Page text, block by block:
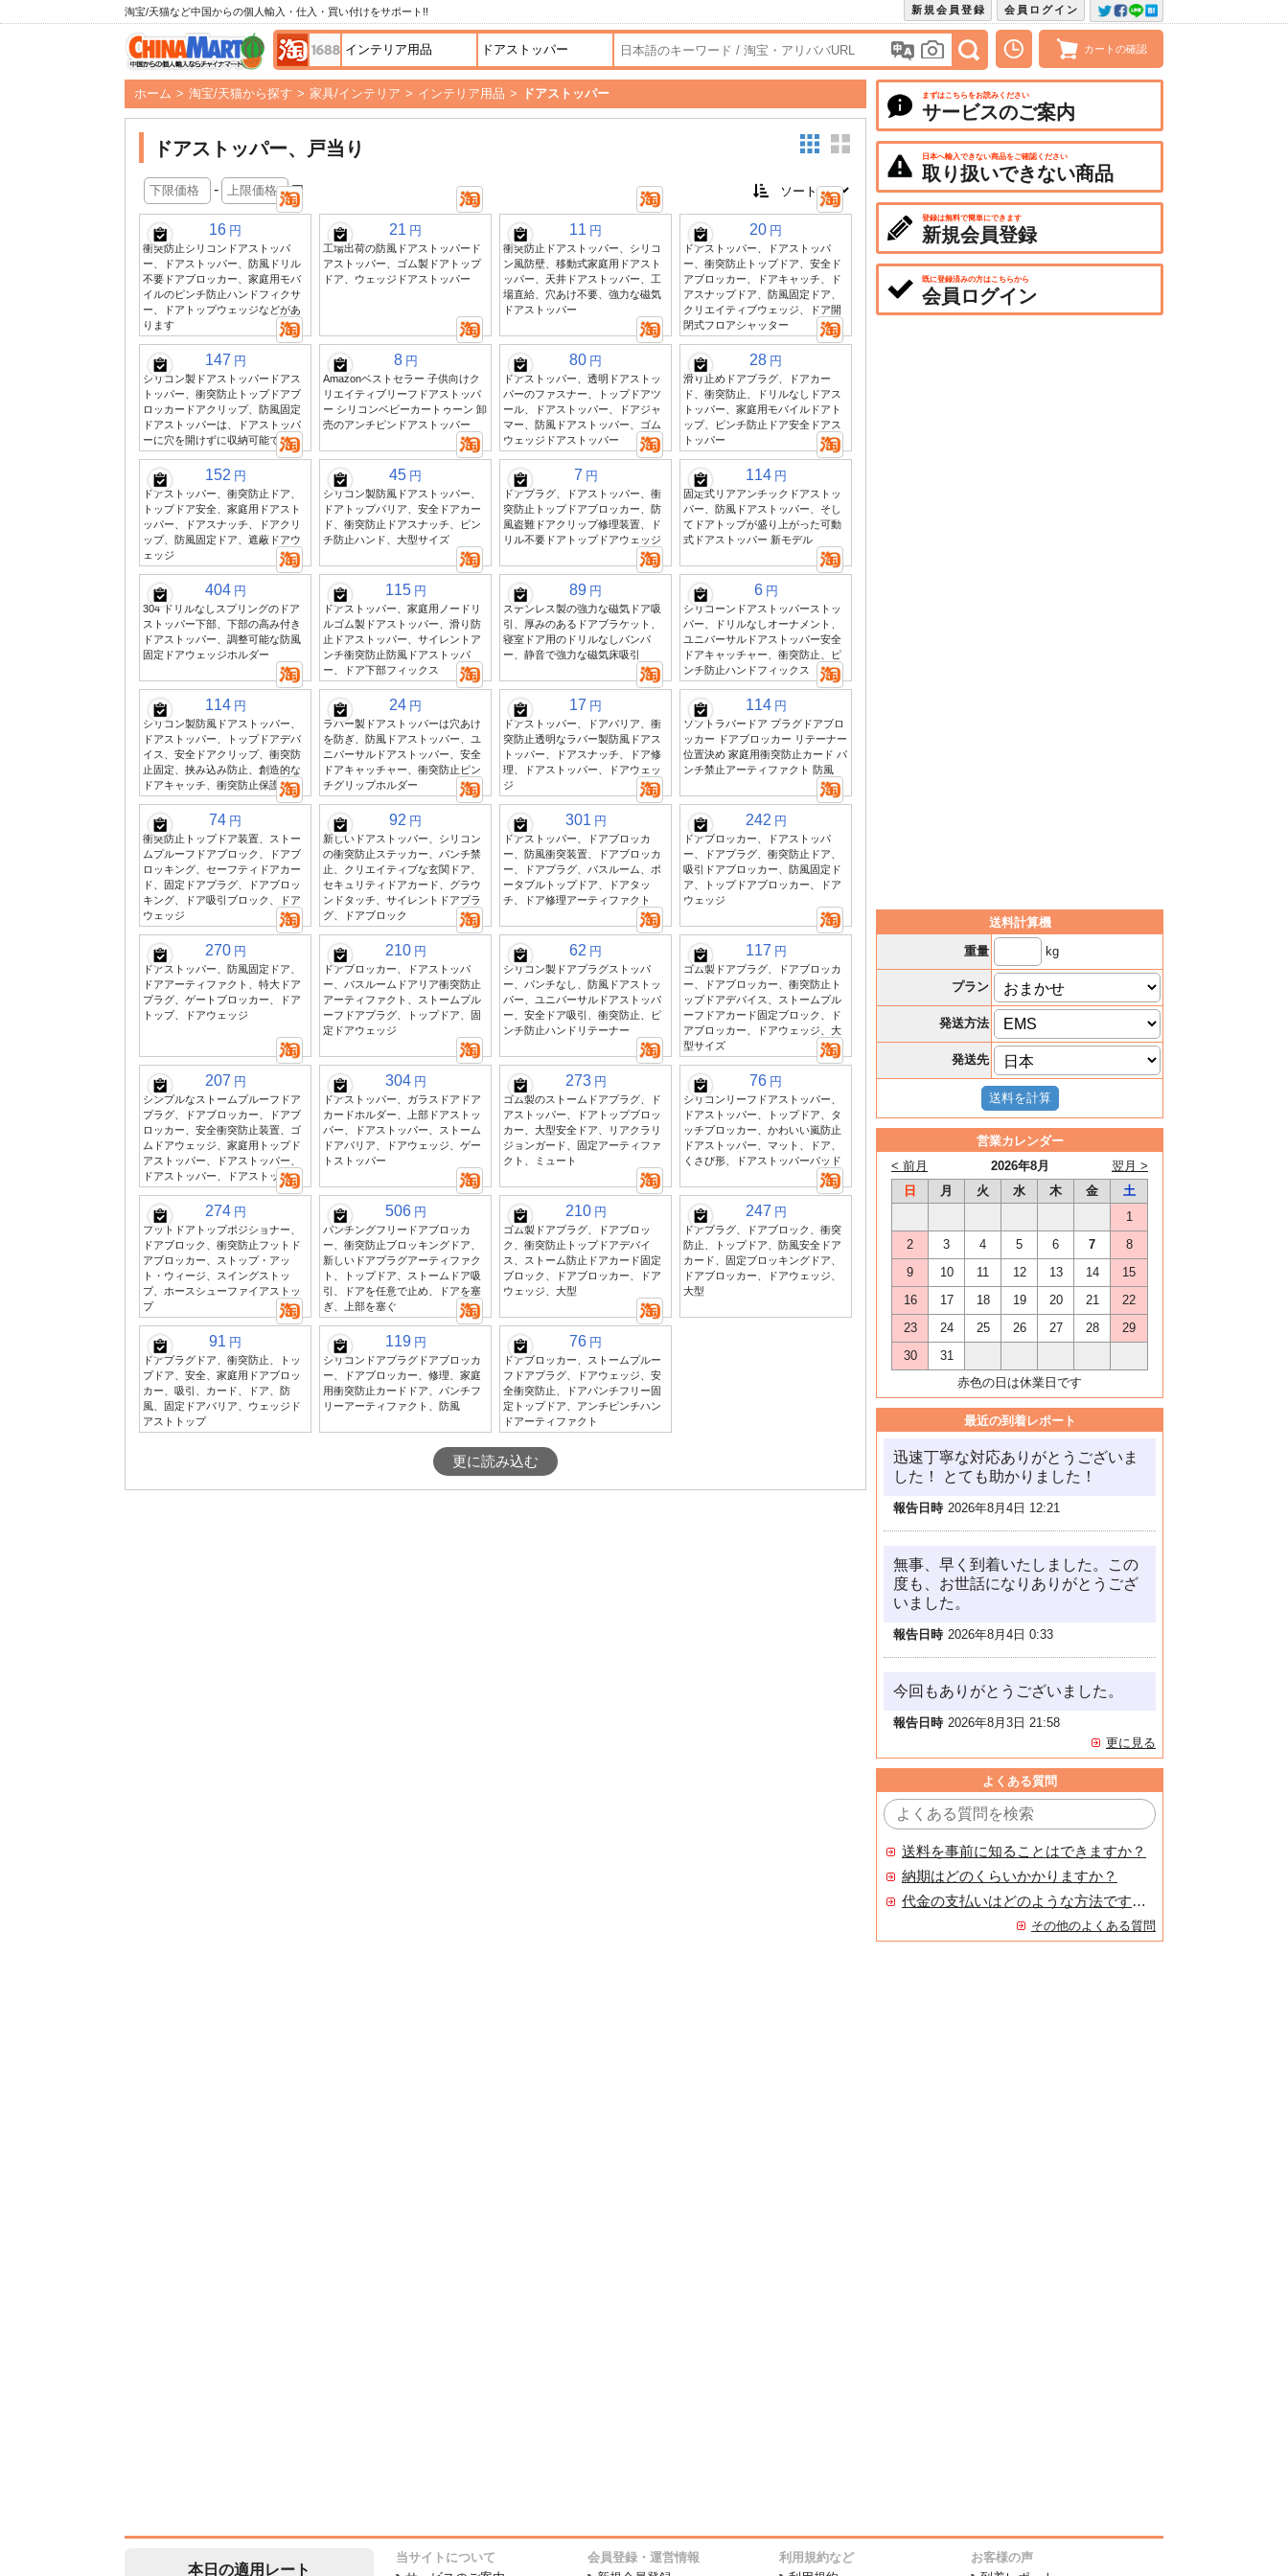
淘宝/天猫など中国からの個人輸入・仕入・買い付けをサポート!! 会員ログイン
新規会員登録
カートの確認
ホーム > 淘宝/天猫から探す > 家具/インテリア > インテリア用品 > ドアストッパー
ドアストッパー、戸当り
- 円
16 円
衝突防止シリコンドアストッパ
ー、ドアストッパー、防風ドリル
不要ドアブロッカー、家庭用モバ
イルのピンチ防止ハンドフィクサ
ー、ドアトップウェッジなどがあ
ります
21 円
工場出荷の防風ドアストッパード
アストッパー、ゴム製ドアトップ
ドア、ウェッジドアストッパー
11 円
衝突防止ドアストッパー、シリコ
ン風防壁、移動式家庭用ドアスト
ッパー、天井ドアストッパー、工
場直給、穴あけ不要、強力な磁気
ドアストッパー
20 円
ドアストッパー、ドアストッパ
ー、衝突防止トップドア、安全ド
アブロッカー、ドアキャッチ、ド
アスナップドア、防風固定ドア、
クリエイティブウェッジ、ドア開
閉式フロアシャッター
147 円
シリコン製ドアストッパードアス
トッパー、衝突防止トップドアブ
ロッカードアクリップ、防風固定
ドアストッパーは、ドアストッパ
ーに穴を開けずに収納可能です
8 円
Amazonベストセラー 子供向けク
リエイティブリーフドアストッパ
ー シリコンベビーカートゥーン 卸
売のアンチピンドアストッパー
80 円
ドアストッパー、透明ドアストッ
パーのファスナー、トップドアツ
ール、ドアストッパー、ドアジャ
マー、防風ドアストッパー、ゴム
ウェッジドアストッパー
28 円
滑り止めドアプラグ、ドアカー
ド、衝突防止、ドリルなしドアス
トッパー、家庭用モバイルドアト
ップ、ピンチ防止ドア安全ドアス
トッパー
152 円
ドアストッパー、衝突防止ドア、
トップドア安全、家庭用ドアスト
ッパー、ドアスナッチ、ドアクリ
ップ、防風固定ドア、遮蔽ドアウ
ェッジ
45 円
シリコン製防風ドアストッパー、
ドアトップバリア、安全ドアカー
ド、衝突防止ドアスナッチ、ピン
チ防止ハンド、大型サイズ
7 円
ドアプラグ、ドアストッパー、衝
突防止トップドアブロッカー、防
風盗難ドアクリップ修理装置、ド
リル不要ドアトップドアウェッジ
114 円
固定式リアアンチックドアストッ
パー、防風ドアストッパー、そし
てドアトップが盛り上がった可動
式ドアストッパー 新モデル
404 円
304 ドリルなしスプリングのドア
ストッパー下部、下部の高み付き
ドアストッパー、調整可能な防風
固定ドアウェッジホルダー
115 円
ドアストッパー、家庭用ノードリ
ルゴム製ドアストッパー、滑り防
止ドアストッパー、サイレントア
ンチ衝突防止防風ドアストッパ
ー、ドア下部フィックス
89 円
ステンレス製の強力な磁気ドア吸
引、厚みのあるドアブラケット、
寝室ドア用のドリルなしバンパ
ー、静音で強力な磁気床吸引
6 円
シリコーンドアストッパーストッ
パー、ドリルなしオーナメント、
ユニバーサルドアストッパー安全
ドアキャッチャー、衝突防止、ピ
ンチ防止ハンドフィックス
114 円
シリコン製防風ドアストッパー、
ドアストッパー、トップドアデバ
イス、安全ドアクリップ、衝突防
止固定、挟み込み防止、創造的な
ドアキャッチ、衝突防止保護
24 円
ラバー製ドアストッパーは穴あけ
を防ぎ、防風ドアストッパー、ユ
ニバーサルドアストッパー、安全
ドアキャッチャー、衝突防止ピン
チグリップホルダー
17 円
ドアストッパー、ドアバリア、衝
突防止透明なラバー製防風ドアス
トッパー、ドアスナッチ、ドア修
理、ドアストッパー、ドアウェッ
ジ
114 円
ソフトラバードア プラグドアブロ
ッカー ドアブロッカー リテーナー
位置決め 家庭用衝突防止カード パ
ンチ禁止アーティファクト 防風
74 円
衝突防止トップドア装置、ストー
ムプルーフドアブロック、ドアブ
ロッキング、セーフティドアカー
ド、固定ドアプラグ、ドアブロッ
キング、ドア吸引ブロック、ドア
ウェッジ
92 円
新しいドアストッパー、シリコン
の衝突防止ステッカー、パンチ禁
止、クリエイティブな玄関ドア、
セキュリティドアカード、グラウ
ンドタッチ、サイレントドアプラ
グ、ドアブロック
301 円
ドアストッパー、ドアブロッカ
ー、防風衝突装置、ドアブロッカ
ー、ドアプラグ、バスルーム、ポ
ータブルトップドア、ドアタッ
チ、ドア修理アーティファクト
242 円
ドアブロッカー、ドアストッパ
ー、ドアプラグ、衝突防止ドア、
吸引ドアブロッカー、防風固定ド
ア、トップドアブロッカー、ドア
ウェッジ
270 円
ドアストッパー、防風固定ドア、
ドアアーティファクト、特大ドア
プラグ、ゲートブロッカー、ドア
トップ、ドアウェッジ
210 円
ドアブロッカー、ドアストッパ
ー、バスルームドアリア衝突防止
アーティファクト、ストームプル
ーフドアプラグ、トップドア、固
定ドアウェッジ
62 円
シリコン製ドアプラグストッパ
ー、パンチなし、防風ドアストッ
パー、ユニバーサルドアストッパ
ー、安全ドア吸引、衝突防止、ピ
ンチ防止ハンドリテーナー
117 円
ゴム製ドアプラグ、ドアブロッカ
ー、ドアブロッカー、衝突防止ト
ップドアデバイス、ストームプル
ーフドアカード固定ブロック、ド
アブロッカー、ドアウェッジ、大
型サイズ
207 円
シンプルなストームプルーフドア
プラグ、ドアブロッカー、ドアブ
ロッカー、安全衝突防止装置、ゴ
ムドアウェッジ、家庭用トップド
アストッパー、ドアストッパー、
ドアストッパー、ドアストッパー
304 円
ドアストッパー、ガラスドアドア
カードホルダー、上部ドアストッ
パー、ドアストッパー、ストーム
ドアバリア、ドアウェッジ、ゲー
トストッパー
273 円
ゴム製のストームドアプラグ、ド
アストッパー、ドアトップブロッ
カー、大型安全ドア、リアクラリ
ジョンガード、固定アーティファ
クト、ミュート
76 円
シリコンリーフドアストッパー、
ドアストッパー、トップドア、タ
ッチブロッカー、かわいい嵐防止
ドアストッパー、マット、ドア、
くさび形、ドアストッパーパッド
274 円
フットドアトップポジショナー、
ドアブロック、衝突防止フットド
アブロッカー、ストップ・アッ
ト・ウィージ、スイングストッ
プ、ホースシューファイアストッ
プ
506 円
パンチングフリードアブロッカ
ー、衝突防止ブロッキングドア、
新しいドアプラグアーティファク
ト、トップドア、ストームドア吸
引、ドアを任意で止め、ドアを塞
ぎ、上部を塞ぐ
210 円
ゴム製ドアプラグ、ドアブロッ
ク、衝突防止トップドアデバイ
ス、ストーム防止ドアカード固定
ブロック、ドアブロッカー、ドア
ウェッジ、大型
247 円
ドアプラグ、ドアブロック、衝突
防止、トップドア、防風安全ドア
カード、固定ブロッキングドア、
ドアブロッカー、ドアウェッジ、
大型
91 円
ドアプラグドア、衝突防止、トッ
プドア、安全、家庭用ドアブロッ
カー、吸引、カード、ドア、防
風、固定ドアバリア、ウェッジド
アストトップ
119 円
シリコンドアプラグドアブロッカ
ー、ドアブロッカー、修理、家庭
用衝突防止カードドア、パンチフ
リーアーティファクト、防風
76 円
ドアブロッカー、ストームプルー
フドアプラグ、ドアウェッジ、安
全衝突防止、ドアパンチフリー固
定トップドア、アンチピンチハン
ドアーティファクト
更に読み込む
まずはこちらをお読みください
サービスのご案内
日本へ輸入できない商品をご確認ください
取り扱いできない商品
登録は無料で簡単にできます
新規会員登録
既に登録済みの方はこちらから
会員ログイン
送料計算機
重量
kg
プラン
発送方法
発送先
営業カレンダー
2026年8月
< 前月
翌月 >
日
月 火 水 木 金
土
1
2
3 4 5 6 7
8
9
10 11 12 13 14
15
16
17 18 19 20 21
22
23
24 25 26 27 28
29
30
31
赤色の日は休業日です
最近の到着レポート
迅速丁寧な対応ありがとうございま
した！ とても助かりました！
報告日時 2026年8月4日 12:21
無事、早く到着いたしました。この
度も、お世話になりありがとうござ
いました。
報告日時 2026年8月4日 0:33
今回もありがとうございました。
報告日時 2026年8月3日 21:58
更に見る
よくある質問
送料を事前に知ることはできますか？
納期はどのくらいかかりますか？
代金の支払いはどのような方法ですか？
その他のよくある質問
本日の適用レート
当サイトについて
会員登録・運営情報
利用規約など
お客様の声